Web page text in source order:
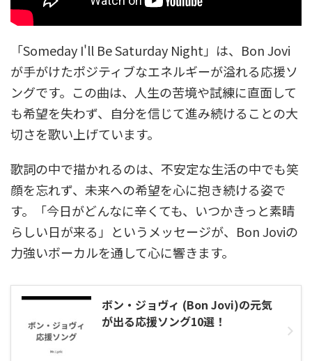
「Someday I'll Be Saturday Night」は、Bon Jovi
が手がけたポジティブなエネルギーが溢れる応援ソ
ングです。この曲は、人生の苦境や試練に直面して
も希望を失わず、自分を信じて進み続けることの大
切さを歌い上げています。
歌詞の中で描かれるのは、不安定な生活の中でも笑
顔を忘れず、未来への希望を心に抱き続ける姿で
す。「今日がどんなに辛くても、いつかきっと素晴
らしい日が来る」というメッセージが、Bon Joviの
力強いボーカルを通して心に響きます。
ボン・ジョヴィ (Bon Jovi)の元気
が出る応援ソング10選！